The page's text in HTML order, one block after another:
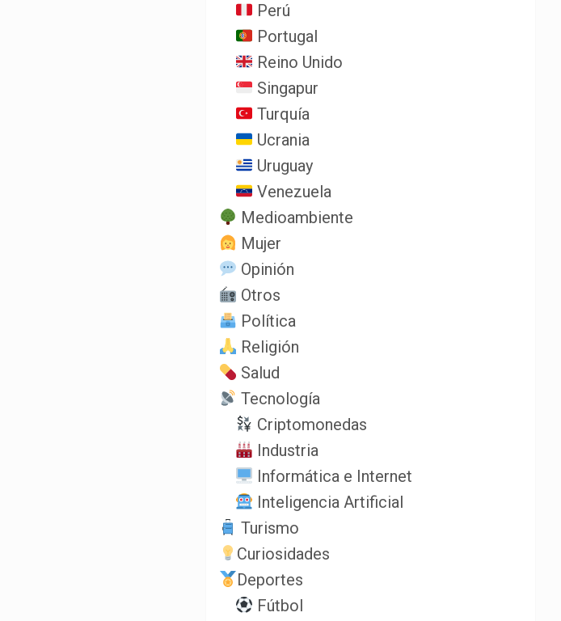
Perú
Portugal
Reino Unido
Singapur
Turquía
Ucrania
Uruguay
Venezuela
Medioambiente
Mujer
Opinión
Otros
Política
Religión
Salud
Tecnología
Criptomonedas
Industria
Informática e Internet
Inteligencia Artificial
Turismo
Curiosidades
Deportes
Fútbol